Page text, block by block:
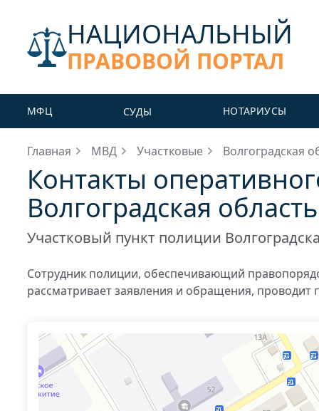
НАЦИОНАЛЬНЫЙ
ПРАВОВОЙ ПОРТАЛ
МФЦ СУДЫ НОТАРИУСЫ
Главная МВД Участковые Волгоградская
Контакты
Волгоградская
Участковый пункт полиции
Сотрудник полиции, обеспечивающий
рассматривает заявления и обращения, проводит